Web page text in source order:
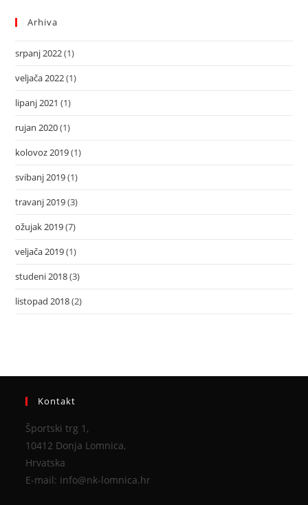
Arhiva
srpanj 2022(1)
veljača 2022(1)
lipanj 2021 (1)
rujan 2020(1)
kolovoz 2019(1)
svibanj 2019(1)
travanj 2019(3)
ožujak 2019(7)
veljača 2019(1)
studeni 2018(3)
listopad 2018(2)
Kontakt
Športski trg 1,
10412 Donja Lomnica,
Hrvatska
E-mail: info@nk-lomnica.hr